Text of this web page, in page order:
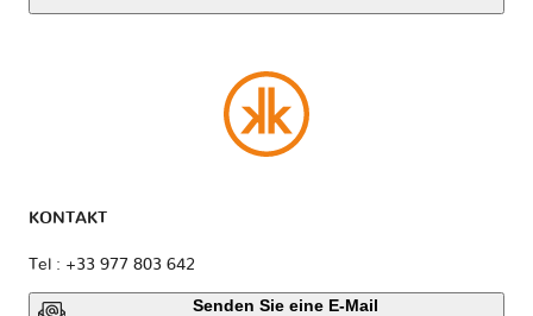
KONTAKT
Tel : +33 977 803 642
Senden Sie eine E-Mail